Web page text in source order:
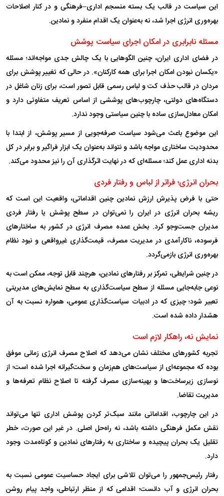
این سیاست در قالب یک بسته منسجم اداری–فرهنگی و در کنار اصلاحات
بهره‌وری انرژی اجرا شد، نه به‌عنوان یک اقدام منفرد و نمادین.
مسئله نابرابری در امکان اجرای سیاست پوشش
در فضای اداری ایران، چنین الگو‌هایی با یک چالش جدی مواجه‌اند؛ مسئله
«یکسان نبودن امکان اجرا برای همه کارکنان». در حالی که تغییر پوشش برای
مردان در قالب حذف کت و لباس رسمی قابل تصور است، برای زنان شاغل در
دستگاه‌های دولتی، چارچوب‌های پوششی از اساس تعریف متفاوتی دارد و
امکان معادل‌سازی ساده با چنین سیاستی وجود ندارد.
این موضوع باعث می‌شود سیاست صرفه‌جویی از مسیر پوشش، از ابتدا با
محدودیت ساختاری مواجه باشد و نتواند به‌عنوان یک ابزار فراگیر و برابر در کل
بدنه اداری عمل کند؛ مسئله‌ای که در نهایت اثرگذاری آن را نیز محدود می‌کند.
بحران انرژی؛ فراتر از لباس و رفتار فردی
حتی با فرض پذیرش ارزش نمادین چنین اقداماتی، واقعیت این است که
ریشه بحران انرژی در ایران را نمی‌توان در سطح پوشش یا رفتار فردی
مدیران جست‌و‌جو کرد. بخش عمده مصرف انرژی در کشور به ساختار‌های
فرسوده، ناکارآمدی در مدیریت مصرف، قیمت‌گذاری غیرواقعی و نبود نظام
بهره‌وری انرژی بازمی‌گردد.
در چنین شرایطی، تمرکز بر رفتار‌های نمادین، هرچند قابل توجه، ممکن است به
نوعی جابه‌جایی مسئله از سطح سیاست‌گذاری به سطح نمایش‌های مدیریتی
تعبیر شود؛ چیزی که در ادبیات سیاست‌گذاری عمومی، همواره نسبت به آن
هشدار داده شده است.
نمایش نه، راهکار لازم است
تجربه کشور‌های مختلف نشان می‌دهد که اصلاح مصرف انرژی زمانی موفق
بوده که مجموعه‌ای از سیاست‌های هم‌زمان و سخت‌گیرانه اجرا شده است؛ از
نوسازی زیرساخت‌ها و بهینه‌سازی مصرف گرفته تا اصلاح نظام تعرفه‌ها و
مدیریت تقاضا.
در این چارچوب، اقداماتی مانند سبک‌تر کردن پوشش اداری تنها می‌تواند
نقش مکمل فرهنگی داشته باشد، نه راه‌حل اصلی. در غیر این صورت، خطر
تقلیل یک بحران پیچیده و ساختاری به رفتار‌های نمادین و کوتاه‌مدت وجود
دارد.
رفتار رئیس‌جمهور را می‌توان تلاشی برای ایجاد حساسیت عمومی نسبت به
بحران انرژی و آب دانست؛ اقدامی که از منظر ارتباطی، واجد پیام روشن